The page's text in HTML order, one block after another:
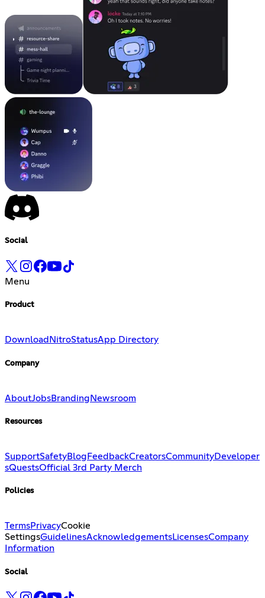
Social
Menu
Product
Download NitroStatusApp Directory
Company
AboutJobsBranding Newsroom
Resources
SupportSafetyBlog FeedbackCreatorsCommunityDeveloper
sQuestsOfficial 3rd Party Merch
Policies
TermsPrivacyCookie
SettingsGuidelinesAcknowledgementsLicensesCompany
Information
Social